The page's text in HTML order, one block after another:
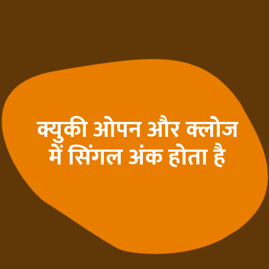
क्युकी ओपन और क्लोज
में सिंगल अंक होता है